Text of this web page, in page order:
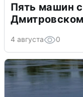
Пять машин
4 августа 0